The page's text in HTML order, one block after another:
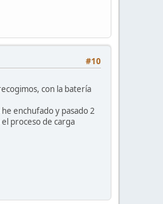
#10
con la batería
enchufado y pasado 2
proceso de carga